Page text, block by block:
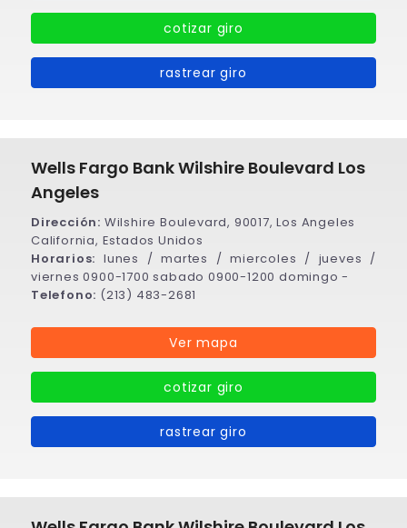
cotizar giro
rastrear giro
Wells Fargo Bank Wilshire Boulevard Los
Angeles
Dirección: Wilshire Boulevard, 90017, Los Angeles
California, Estados Unidos
Horarios: lunes / martes / miercoles / jueves /
viernes 0900-1700 sabado 0900-1200 domingo -
Telefono: (213) 483-2681
Ver mapa
cotizar giro
rastrear giro